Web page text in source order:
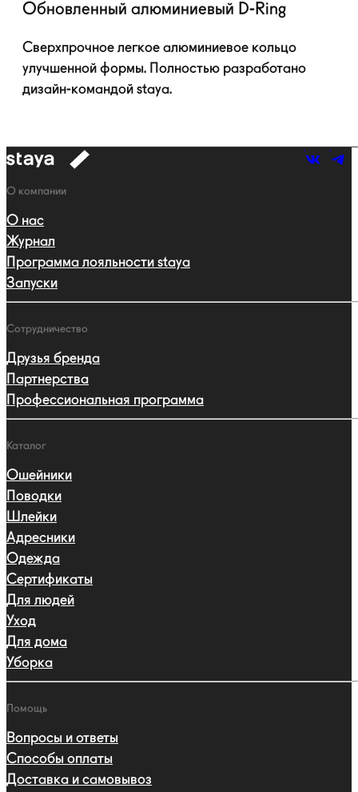
Обновленный алюминиевый D-Ring
Сверхпрочное легкое алюминиевое кольцо
улучшенной формы. Полностью разработано
дизайн-командой staya.
к
Навигация
О компании
О нас
Журнал
Программа лояльности staya
Запуски
Сотрудничество
Друзья бренда
Партнерства
Профессиональная программа
Каталог
Ошейники
Поводки
Шлейки
Адресники
Одежда
Сертификаты
Для людей
Уход
Для дома
Уборка
Помощь
Вопросы и ответы
Способы оплаты
Доставка и самовывоз